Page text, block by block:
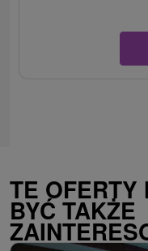
TE OFERTY
BYĆ TAKŻE